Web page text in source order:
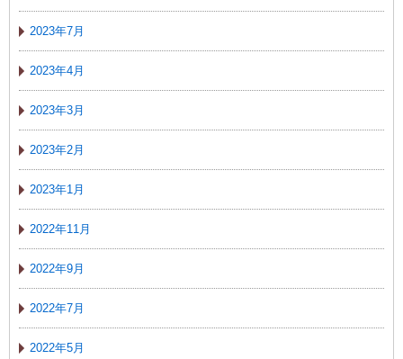
2023年7月
2023年4月
2023年3月
2023年2月
2023年1月
2022年11月
2022年9月
2022年7月
2022年5月